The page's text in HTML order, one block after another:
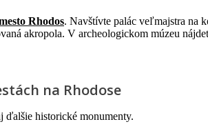
Rhodos. Navštívte palác veľmajstra na
akropola. V archeologickom múzeu
na Rhodose
ďalšie historické monumenty.